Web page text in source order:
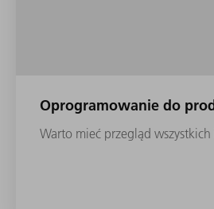
Oprogramowanie do
Warto mieć przegląd